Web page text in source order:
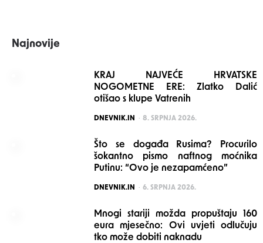
Najnovije
KRAJ NAJVEĆE HRVATSKE
NOGOMETNE ERE: Zlatko Dalić
otišao s klupe Vatrenih
POSTED
DNEVNIK.IN 8. SRPNJA 2026.
Što se događa Rusima? Procurilo
šokantno pismo naftnog moćnika
Putinu: “Ovo je nezapamćeno”
POSTED
DNEVNIK.IN 6. SRPNJA 2026.
Mnogi stariji možda propuštaju 160
eura mjesečno: Ovi uvjeti odlučuju
tko može dobiti naknadu